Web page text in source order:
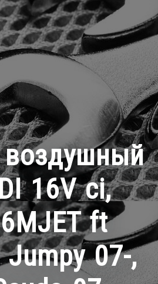
16V ci,
ft
07-,